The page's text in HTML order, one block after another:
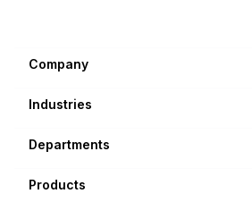
Company
Industries
Departments
Products